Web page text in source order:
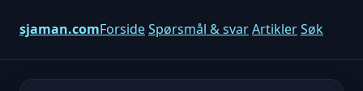
sjaman.comForsideSpørsmål & svarArtiklerSøk